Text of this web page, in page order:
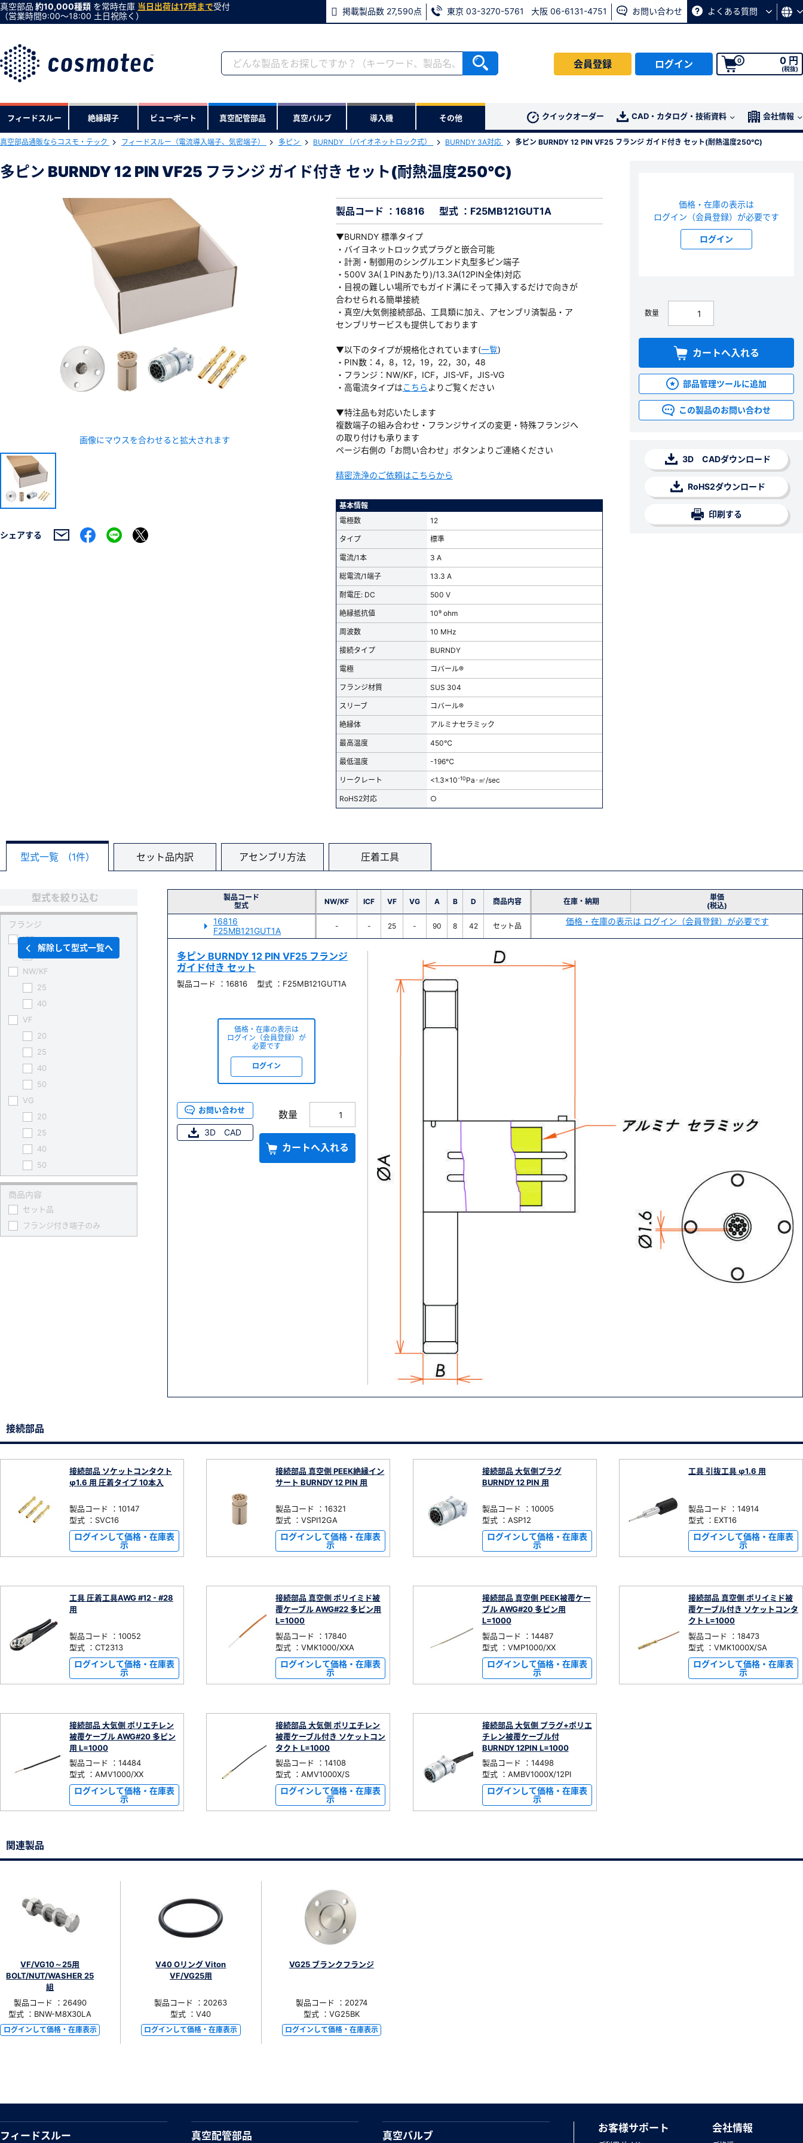
真空部品 約10,000種類 を常時在庫 当日出荷は17時まで受付
（営業時間9:00〜18:00 土日祝除く）
掲載製品数 27,590点 東京 03-3270-5761 大阪 06-6131-4751 お問い合わせ よくある質問
会員登録 ログイン 0 0 円
(税抜)
フィードスルー 絶縁碍子 ビューポート 真空配管部品 真空バルブ 導入機 その他 クイックオーダー CAD・カタログ・技術資料 会社情報
真空部品通販ならコスモ・テック フィードスルー（電流導入端子、気密端子） 多ピン BURNDY （バイオネットロック式） BURNDY 3A対応 多ピン BURNDY 12 PIN VF25 フランジ ガイド付き セット(耐熱温度250℃)
多ピン BURNDY 12 PIN VF25 フランジ ガイド付き セット(耐熱温度250℃)
画像にマウスを合わせると拡大されます
シェアする
製品コード ：16816 型式 ：F25MB121GUT1A
▼BURNDY 標準タイプ
・バイヨネットロック式プラグと嵌合可能
・計測・制御用のシングルエンド丸型多ピン端子
・500V 3A(１PINあたり)/13.3A(12PIN全体)対応
・目視の難しい場所でもガイド溝にそって挿入するだけで向きが
合わせられる簡単接続
・真空/大気側接続部品、工具類に加え、アセンブリ済製品・ア
センブリサービスも提供しております
▼以下のタイプが規格化されています(一覧)
・PIN数：4，8，12，19，22，30，48
・フランジ：NW/KF，ICF，JIS-VF，JIS-VG
・高電流タイプはこちら よりご覧ください
▼特注品も対応いたします
複数端子の組み合わせ・フランジサイズの変更・特殊フランジへ
の取り付けも承ります
ページ右側の「お問い合わせ」ボタンよりご連絡ください
精密洗浄のご依頼はこちらから
基本情報
電極数
12
タイプ 標準
電流/1本 3 A
総電流/1端子 13.3 A
耐電圧: DC 500 V
絶縁抵抗値 10⁹ ohm
周波数 10 MHz
接続タイプ BURNDY
電極 コバール®
フランジ材質 SUS 304
スリーブ コバール®
絶縁体 アルミナセラミック
最高温度 450℃
最低温度 -196℃
リークレート <1.3x10-10Pa･㎥/sec
RoHS2対応 ○
価格・在庫の表示は
ログイン（会員登録）が必要です
ログイン
数量
カートへ入れる
部品管理ツールに追加
この製品のお問い合わせ
3D CADダウンロード
RoHS2ダウンロード
印刷する
型式一覧 (1件） セット品内訳 アセンブリ方法 圧着工具
製品コード
型式
NW/KF ICF VF VG A B D 商品内容 在庫・納期
単価
(税込)
16816
F25MB121GUT1A
- - 25 - 90 8 42 セット品 価格・在庫の表示は ログイン（会員登録）が必要です
多ピン BURNDY 12 PIN VF25 フランジ
ガイド付き セット
製品コード ：16816 型式 ：F25MB121GUT1A
価格・在庫の表示は
ログイン（会員登録）が
必要です
ログイン
お問い合わせ
3D CAD
数量
カートへ入れる
型式を絞り込む
フランジ
ICF
70
NW/KF
25
40
VF
20
25
40
50
VG
20
25
40
50
商品内容
セット品
フランジ付き端子のみ
解除して型式一覧へ
接続部品
接続部品 ソケットコンタクト
φ1.6 用 圧着タイプ 10本入
製品コード ：10147
型式 ：SVC16
ログインして価格・在庫表
示
接続部品 真空側 PEEK絶縁イン
サート BURNDY 12 PIN 用
製品コード ：16321
型式 ：VSPI12GA
ログインして価格・在庫表
示
接続部品 大気側プラグ
BURNDY 12 PIN 用
製品コード ：10005
型式 ：ASP12
ログインして価格・在庫表
示
工具 引抜工具 φ1.6 用
製品コード ：14914
型式 ：EXT16
ログインして価格・在庫表
示
工具 圧着工具AWG #12 - #28
用
製品コード ：10052
型式 ：CT2313
ログインして価格・在庫表
示
接続部品 真空側 ポリイミド被
覆ケーブル AWG#22 多ピン用
L=1000
製品コード ：17840
型式 ：VMK1000/XXA
ログインして価格・在庫表
示
接続部品 真空側 PEEK被覆ケー
ブル AWG#20 多ピン用
L=1000
製品コード ：14487
型式 ：VMP1000/XX
ログインして価格・在庫表
示
接続部品 真空側 ポリイミド被
覆ケーブル付き ソケットコンタ
クト L=1000
製品コード ：18473
型式 ：VMK1000X/SA
ログインして価格・在庫表
示
接続部品 大気側 ポリエチレン
被覆ケーブル AWG#20 多ピン
用 L=1000
製品コード ：14484
型式 ：AMV1000/XX
ログインして価格・在庫表
示
接続部品 大気側 ポリエチレン
被覆ケーブル付き ソケットコン
タクト L=1000
製品コード ：14108
型式 ：AMV1000X/S
ログインして価格・在庫表
示
接続部品 大気側 プラグ+ポリエ
チレン被覆ケーブル付
BURNDY 12PIN L=1000
製品コード ：14498
型式 ：AMBV1000X/12PI
ログインして価格・在庫表
示
関連製品
VF/VG10～25用
BOLT/NUT/WASHER 25
組
製品コード ：26490
型式 ：BNW-M8X30LA
ログインして価格・在庫表示
V40 Oリング Viton
VF/VG25用
製品コード ：20263
型式 ：V40
ログインして価格・在庫表示
VG25 ブランクフランジ
製品コード ：20274
型式 ：VG25BK
ログインして価格・在庫表示
下記製品のRoHS2適合報告書のダウンロードをします。
型式 ：F25MB121GUT1A
会社・学校・研究機関名
フィードスルー 真空配管部品 真空バルブ
お客様サポート 会社情報
会員登録がお済みでない方
会員登録をすれば、便利な機能がご利用いただけます。
新規会員登録（無料）
会員の方はこちら
※メールアドレスを忘れた方は、お問い合わせページ よりお問い合わせください